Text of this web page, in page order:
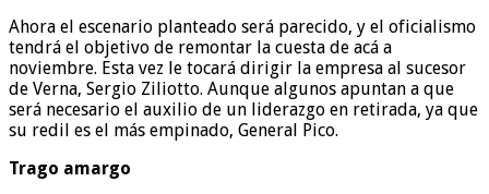
Ahora el escenario planteado será parecido, y el oficialismo
tendrá el objetivo de remontar la cuesta de acá a
noviembre. Esta vez le tocará dirigir la empresa al sucesor
de Verna, Sergio Ziliotto. Aunque algunos apuntan a que
será necesario el auxilio de un liderazgo en retirada, ya que
su redil es el más empinado, General Pico.
Trago amargo